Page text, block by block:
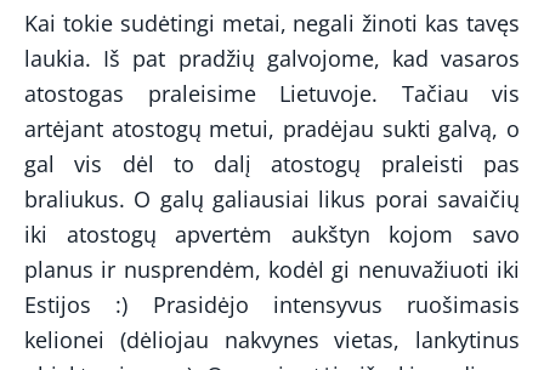
Kai tokie sudėtingi metai, negali žinoti kas tavęs
laukia. Iš pat pradžių galvojome, kad vasaros
atostogas praleisime Lietuvoje. Tačiau vis
artėjant atostogų metui, pradėjau sukti galvą, o
gal vis dėl to dalį atostogų praleisti pas
braliukus. O galų galiausiai likus porai savaičių
iki atostogų apvertėm aukštyn kojom savo
planus ir nusprendėm, kodėl gi nenuvažiuoti iki
Estijos :) Prasidėjo intensyvus ruošimasis
kelionei (dėliojau nakvynes vietas, lankytinus